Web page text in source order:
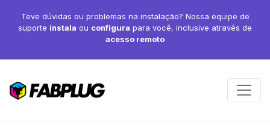
Teve dúvidas ou problemas na instalação? Nossa equipe de
suporte instala ou configura para você, inclusive através de
acesso remoto